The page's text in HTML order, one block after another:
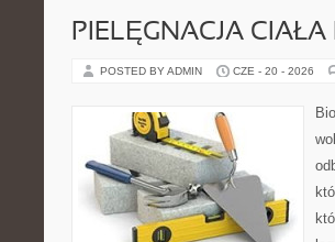
PIELĘGNACJA
POSTED BY ADMIN CZE - 20 - 2026